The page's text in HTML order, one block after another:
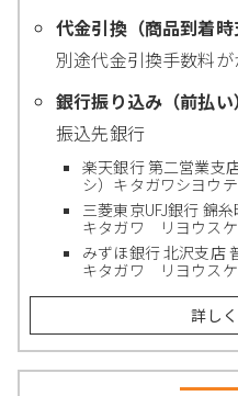
代金引換（商品到着時
別途代金引換手数料が
銀行振り込み（前払い）
振込先銀行
楽天銀行 第二営業支
シ）キタガワシヨウ
三菱東京UFJ銀行 錦
キタガワ リヨウスケ
みずほ銀行 北沢支店
キタガワ リヨウスケ
詳し